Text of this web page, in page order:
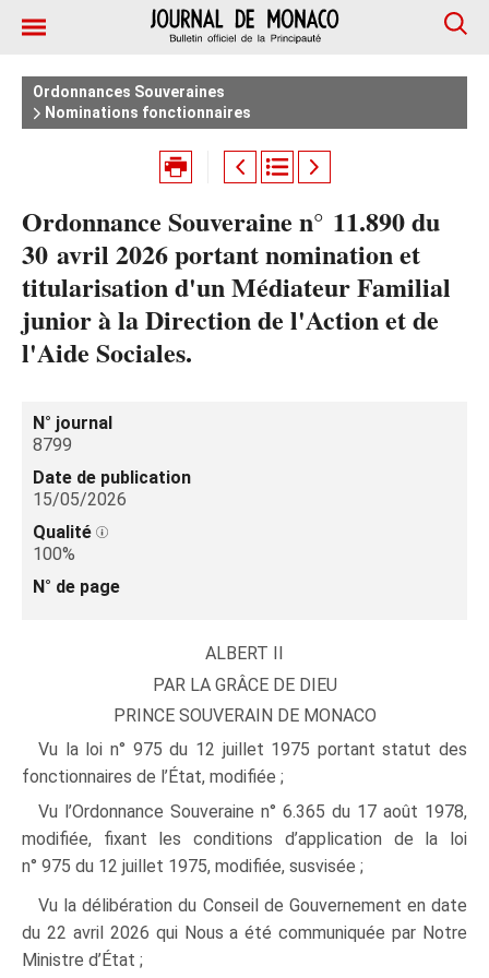
Ordonnances Souveraines
Nominations fonctionnaires
Ordonnance Souveraine n° 11.890 du
30 avril 2026 portant nomination et
titularisation d'un Médiateur Familial
junior à la Direction de l'Action et de
l'Aide Sociales.
N° journal
8799
Date de publication
15/05/2026
Qualité
100%
N° de page
ALBERT II
PAR LA GRÂCE DE DIEU
PRINCE SOUVERAIN DE MONACO
Vu la loi n° 975 du 12 juillet 1975 portant statut des
fonctionnaires de l’État, modifiée ;
Vu l’Ordonnance Souveraine n° 6.365 du 17 août 1978,
modifiée, fixant les conditions d’application de la loi
n° 975 du 12 juillet 1975, modifiée, susvisée ;
Vu la délibération du Conseil de Gouvernement en date
du 22 avril 2026 qui Nous a été communiquée par Notre
Ministre d’État ;